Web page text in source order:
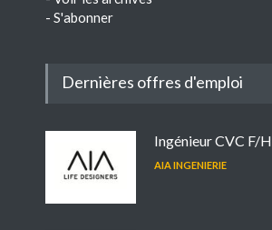
- S'abonner
Dernières offres d'emploi
Ingénieur CVC F/H
AIA INGENIERIE